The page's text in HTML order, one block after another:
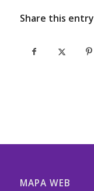
Share this entry
MAPA WEB